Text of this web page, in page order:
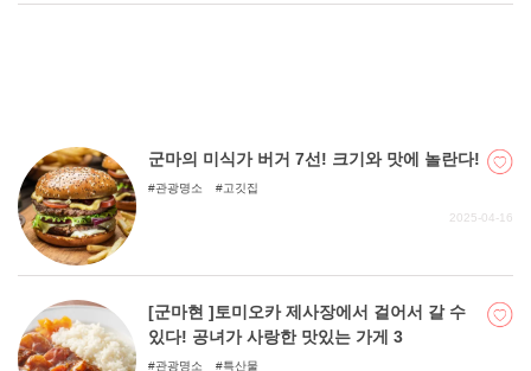
군마의 미식가 버거 7선! 크기와 맛에 놀란다!
관광명소 고깃집
2025-04-16
[군마현 ]토미오카 제사장에서 걸어서 갈 수
있다! 공녀가 사랑한 맛있는 가게 3
관광명소 특산물